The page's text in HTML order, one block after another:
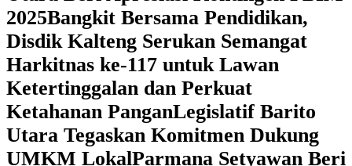
2025‎Bangkit Bersama Pendidikan,
Disdik Kalteng Serukan Semangat
Harkitnas ke-117 untuk Lawan
Ketertinggalan dan Perkuat
Ketahanan PanganLegislatif Barito
Utara Tegaskan Komitmen Dukung
UMKM LokalParmana Setyawan Beri